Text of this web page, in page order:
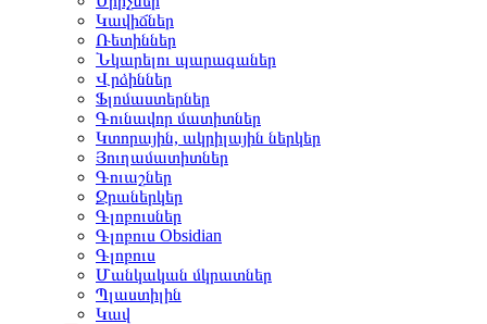
Կավիճներ
Ռետիններ
Նկարելու պարագաներ
Վրձիններ
Ֆլոմաստերներ
Գունավոր մատիտներ
Կտորային, ակրիլային ներկեր
Յուղամատիտներ
Գուաշներ
Ջրաներկեր
Գլոբուսներ
Գլոբուս Obsidian
Գլոբուս
Մանկական մկրատներ
Պլաստիլին
Կավ